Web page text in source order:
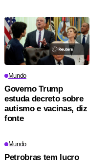
Mundo
Governo Trump
estuda decreto sobre
autismo e vacinas, diz
fonte
Mundo
Petrobras tem lucro